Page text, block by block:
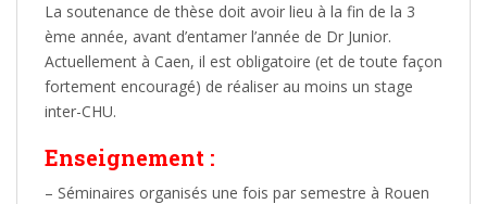
La soutenance de thèse doit avoir lieu à la fin de la 3
ème année, avant d’entamer l’année de Dr Junior.
Actuellement à Caen, il est obligatoire (et de toute façon
fortement encouragé) de réaliser au moins un stage
inter-CHU.
Enseignement :
– Séminaires organisés une fois par semestre à Rouen